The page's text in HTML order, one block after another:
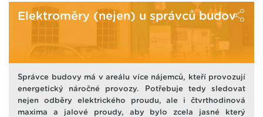
Elektroměry (nejen) u správců budov
Správce budovy má v areálu více nájemců, kteří provozují
energetický náročné provozy. Potřebuje tedy sledovat
nejen odběry elektrického proudu, ale i čtvrthodinová
maxima a jalové proudy, aby bylo zcela jasné který